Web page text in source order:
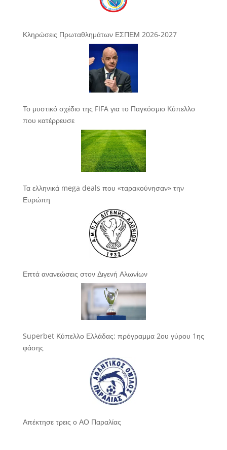
Κληρώσεις Πρωταθλημάτων ΕΣΠΕΜ 2026-2027
Το μυστικό σχέδιο της FIFA για το Παγκόσμιο Κύπελλο
που κατέρρευσε
Τα ελληνικά mega deals που «ταρακούνησαν» την
Ευρώπη
Επτά ανανεώσεις στον Διγενή Αλωνίων
Superbet Κύπελλο Ελλάδας: πρόγραμμα 2ου γύρου 1ης
φάσης
Απέκτησε τρεις ο ΑΟ Παραλίας